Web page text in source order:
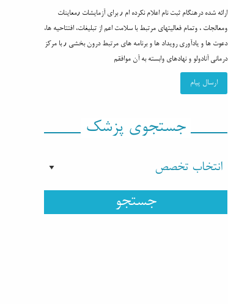
ارائه شده درهنگام ثبت نام اعلام نکرده ام ٫ برای آزمایشات ٫معاینات
ومعالجات ، وتمام فعالیتهای مرتبط با سلامت اعم از تبلیغات، افتتاحیه ها،
دعوت ها و یادآوری رویداد ها و برنامه های مرتبط درون بخشی ٫ با مرکز
درمانی آنادولو و نهادهای وابسته به آن موافقم
جستجوی پزشک